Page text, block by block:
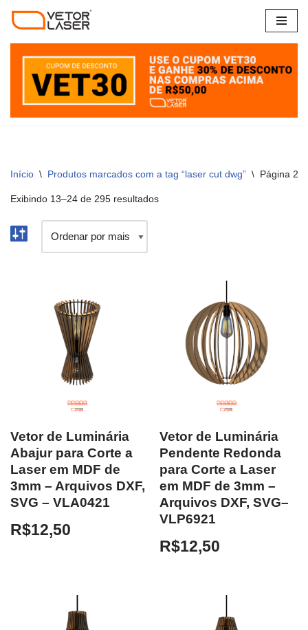
para
conteúdo
Início \ Produtos marcados com a tag “laser cut dwg” \ Página 2
Exibindo 13–24 de 295 resultados
Vetor de Luminária
Abajur para Corte a
Laser em MDF de
3mm – Arquivos DXF,
SVG – VLA0421
R$12,50
Vetor de Luminária
Pendente Redonda
para Corte a Laser
em MDF de 3mm –
Arquivos DXF, SVG–
VLP6921
R$12,50